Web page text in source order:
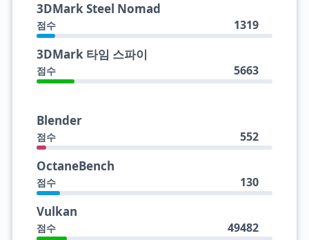
3DMark Steel Nomad
점수 1319
3DMark 타임 스파이
점수 5663
Blender
점수 552
OctaneBench
점수 130
Vulkan
점수 49482